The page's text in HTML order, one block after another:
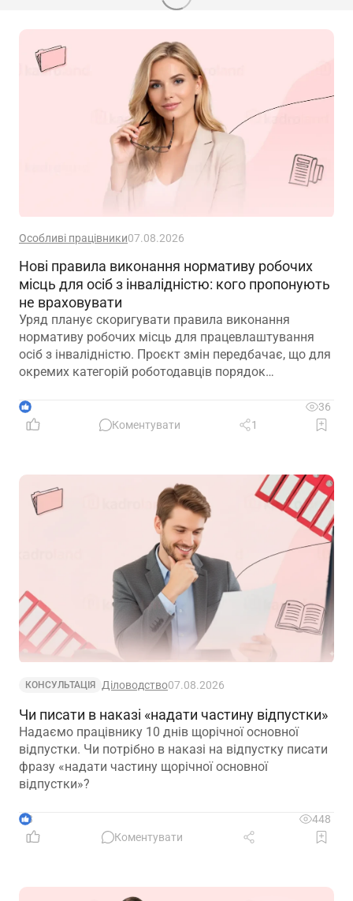
Особливі працівники07.08.2026
Нові правила виконання нормативу робочих
місць для осіб з інвалідністю: кого пропонують
не враховувати
Уряд планує скоригувати правила виконання
нормативу робочих місць для працевлаштування
осіб з інвалідністю. Проєкт змін передбачає, що для
окремих категорій роботодавців порядок
врахувати специфіку їхньої діяльності та усунути
практичні труднощі із виконанням законодавчих
1
36
Коментувати
1
КОНСУЛЬТАЦІЯ Діловодство07.08.2026
Чи писати в наказі «надати частину відпустки»
Надаємо працівнику 10 днів щорічної основної
відпустки. Чи потрібно в наказі на відпустку писати
фразу «надати частину щорічної основної
відпустки»?
3
448
Коментувати